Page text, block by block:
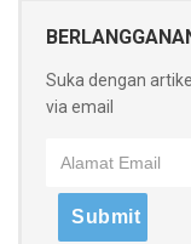
Suka dengan
via email